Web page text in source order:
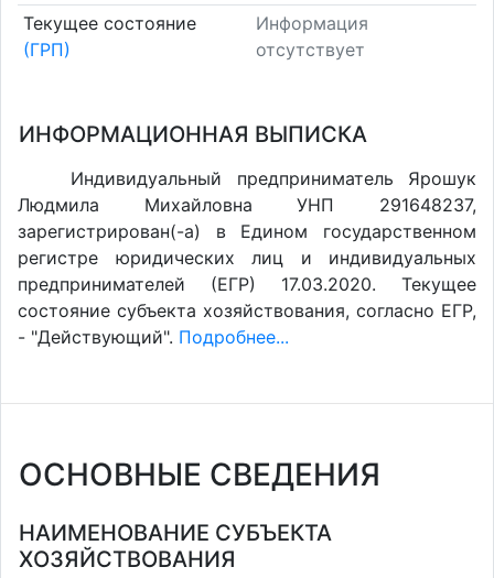
Текущее состояние
(ГРП)
Информация
отсутствует
ИНФОРМАЦИОННАЯ ВЫПИСКА
Индивидуальный предприниматель Ярошук
Людмила Михайловна УНП 291648237,
зарегистрирован(-а) в Едином государственном
регистре юридических лиц и индивидуальных
предпринимателей (ЕГР) 17.03.2020. Текущее
состояние субъекта хозяйствования, согласно ЕГР,
- "Действующий". Подробнее...
ОСНОВНЫЕ СВЕДЕНИЯ
НАИМЕНОВАНИЕ СУБЪЕКТА
ХОЗЯЙСТВОВАНИЯ